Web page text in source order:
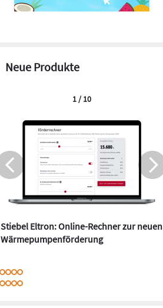
Neue Produkte
Stiebel Eltron: Online-Rechner zur neuen
Wärmepumpenförderung
1 / 10